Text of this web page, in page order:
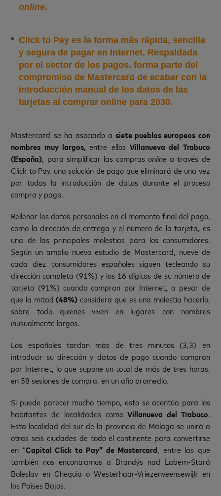
online.
Click to Pay es la forma más rápida, sencilla
y segura de pagar en Internet. Respaldada
por el sector de los pagos, forma parte del
compromiso de Mastercard de acabar con la
introducción manual de los datos de las
tarjetas al comprar online para 2030.
Mastercard se ha asociado asiete pueblos europeos con
nombres muy largos,entre ellos Villanueva del Trabuco
(España), para simplificar las comprasonline a través de
Click to Pay, una solución de pago que eliminará de una vez
por todas la introducción de datos durante el proceso
compra y pago.
Rellenar los datos personales en el momento final del pago,
como la dirección de entrega y el número de la tarjeta, es
una de las principales molestias para los consumidores.
Según un amplio nuevo estudio de Mastercard, nueve de
cada diez consumidores españoles siguen tecleando su
dirección completa (91%) y los 16 dígitos de su número de
tarjeta (91%) cuando compran por Internet, a pesar de
que la mitad(48%) considera que es una molestia hacerlo,
sobre todo quienes viven en lugares con nombres
inusualmente largos.
Los españoles tardan más de tres minutos (3,3) en
introducir su dirección y datos de pago cuando compran
por Internet, lo que supone un total de más de tres horas,
en 58 sesiones de compra, en un año promedio.
Si puede parecer mucho tiempo, esto se acentúa para los
habitantes de localidades comoVillanueva del Trabuco.
Esta localidad del sur de la provincia de Málaga se unirá a
otras seis ciudades de todo el continente para convertirse
en “Capital Click to Pay” de Mastercard, entre las que
también nos encontramos a Brandýs nad Labem-Stará
Boleslav en Chequia o Westerhaar-Vriezenveensewijk en
los Países Bajos.